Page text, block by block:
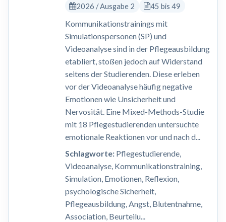
2026 / Ausgabe 2 45 bis 49
Kommunikationstrainings mit
Simulationspersonen (SP) und
Videoanalyse sind in der Pflegeausbildung
etabliert, stoßen jedoch auf Widerstand
seitens der Studierenden. Diese erleben
vor der Videoanalyse häufig negative
Emotionen wie Unsicherheit und
Nervosität. Eine Mixed-Methods-Studie
mit 18 Pflegestudierenden untersuchte
emotionale Reaktionen vor und nach d...
Schlagworte:Pflegestudierende,
Videoanalyse, Kommunikationstraining,
Simulation, Emotionen, Reflexion,
psychologische Sicherheit,
Pflegeausbildung, Angst, Blutentnahme,
Association, Beurteilu...